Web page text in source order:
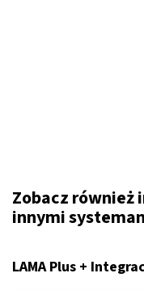
Zobacz również
innymi
LAMA Plus +